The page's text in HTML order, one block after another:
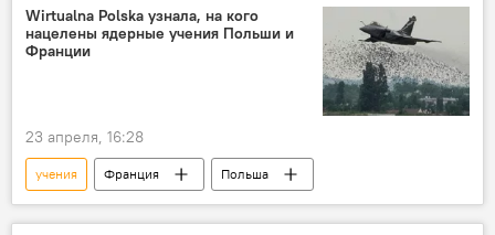
Wirtualna Polska узнала, на кого
нацелены ядерные учения Польши и
Франции
23 апреля, 16:28
учения Франция Польша